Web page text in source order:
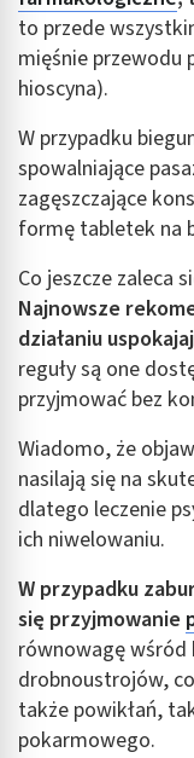
to przede
mięśnie przewodu
hioscyna).
W przypadku
spowalniające
zagęszczające
formę tabletek na
Co jeszcze zaleca
Najnowsze
działaniu
reguły są one
przyjmować bez
Wiadomo, że
nasilają się na
dlatego leczenie
ich niwelowaniu.
W przypadku
się przyjmowanie
równowagę wśród
drobnoustrojów,
także powikłań,
pokarmowego.